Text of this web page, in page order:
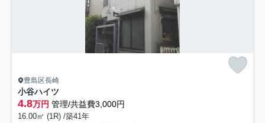
豊島区長崎
小谷ハイツ
4.8万円 管理/共益費3,000円
16.00㎡ (1R) /築41年